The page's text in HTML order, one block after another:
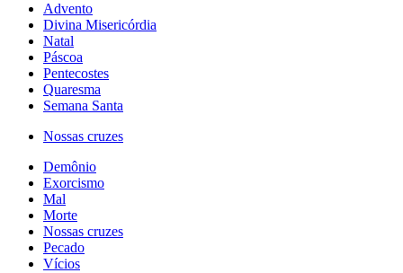
Advento
Divina Misericórdia
Natal
Páscoa
Pentecostes
Quaresma
Semana Santa
Nossas cruzes
Demônio
Exorcismo
Mal
Morte
Nossas cruzes
Pecado
Vícios